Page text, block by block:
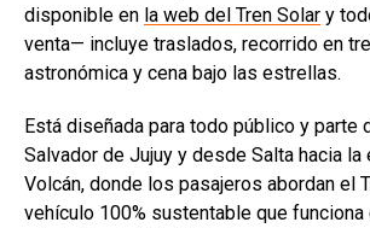
disponible en la web del Tren Solar y
venta— incluye traslados, recorrido en
astronómica y cena bajo las estrellas.
Está diseñada para todo público y parte
Salvador de Jujuy y desde Salta hacia la
Volcán, donde los pasajeros abordan el
vehículo 100% sustentable que